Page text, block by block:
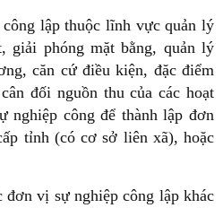
lập thuộc lĩnh vực quản lý
giải phóng mặt bằng, quản lý
căn cứ điều kiện, đặc điểm
đối nguồn thu của các hoạt
nghiệp công để thành lập đơn
tỉnh (có cơ sở liên xã), hoặc
vị sự nghiệp công lập khác